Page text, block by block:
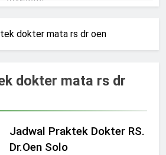
15/07/2025
Pendaftaran Pasien BPJS
15/07/2025
Jadwal Praktek Dokter RS
Maguan Husada Wonogiri
dokter mata rs dr oen
dokter mata rs dr
Jadwal Praktek Dokter RS.
Dr.Oen Solo